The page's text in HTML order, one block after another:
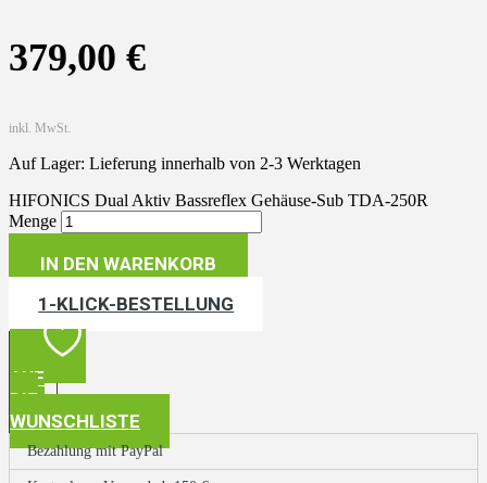
379,00 €
inkl. MwSt.
Auf Lager: Lieferung innerhalb von 2-3 Werktagen
HIFONICS Dual Aktiv Bassreflex Gehäuse-Sub TDA-250R
Menge
IN DEN WARENKORB
1-KLICK-BESTELLUNG
AUF
DIE
WUNSCHLISTE
Bezahlung mit PayPal